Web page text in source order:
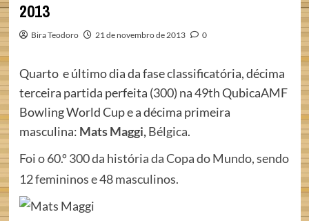
2013
Bira Teodoro 21 de novembro de 2013 0
Quarto e último dia da fase classificatória, décima
terceira partida perfeita (300) na 49th QubicaAMF
Bowling World Cup e a décima primeira
masculina: Mats Maggi,Bélgica.
Foi o 60.º 300 da história da Copa do Mundo, sendo
12 femininos e 48 masculinos.